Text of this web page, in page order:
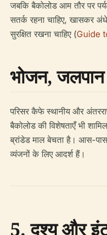
जबकि बैकोलोड आम तौर पर
सतर्क रहना चाहिए, खासकर
सुरक्षित रखना चाहिए (Guide
भोजन, जलपान
परिसर कैफे स्थानीय और
बैकोलोड की विशेषताएँ भी
ब्रांडेड माल बेचता है। आस-
व्यंजनों के लिए आदर्श हैं।
5. दृश्य और